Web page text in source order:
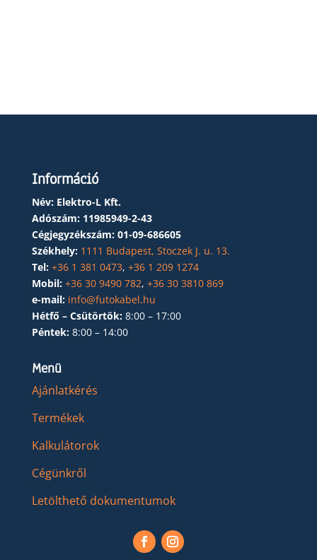
Információ
Név: Elektro-L Kft.
Adószám: 11985949-2-43
Cégjegyzékszám: 01-09-686605
Székhely: 1111 Budapest, Stoczek J. u. 13.
Tel: +36 1 381 0473, +36 1 209 1274
Mobil: +36 30 9490 782, +36 30 3810 869
e-mail: info@futokabel.hu
Hétfő – Csütörtök: 8:00 – 17:00
Péntek: 8:00 – 14:00
Menü
Ajánlatkérés
Termékek
Kalkulátorok
Cégünkről
Letölthető dokumentumok